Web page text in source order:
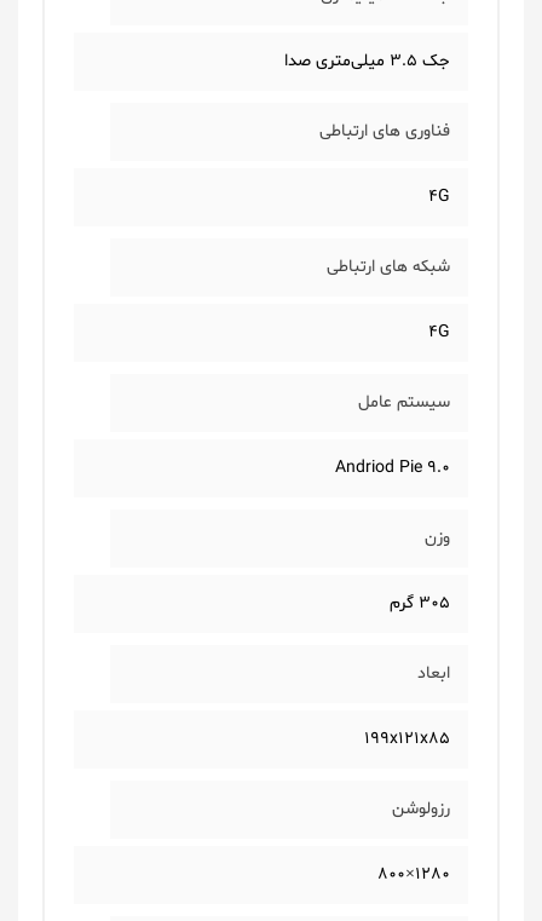
جک ۳.۵ میلی‌متری صدا
فناوری های ارتباطی
۴G
شبکه های ارتباطی
۴G
سیستم عامل
Andriod Pie ۹.۰
وزن
۳۰۵ گرم
ابعاد
۱۹۹x۱۲۱x۸۵
رزولوشن
۱۲۸۰×۸۰۰